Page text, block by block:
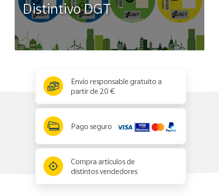
Distintivo DGT
Envío responsable gratuito a
partir de 20 €
Pago seguro
Compra artículos de
distintos vendedores